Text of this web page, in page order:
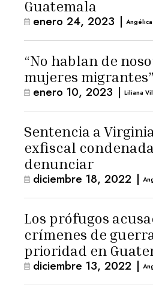
Guatemala
enero 24, 2023 |
“No hablan de
mujeres migrantes”
enero 10, 2023 | Liliana
Sentencia a
exfiscal
denunciar
diciembre 18, 2022 |
Los prófugos
crímenes de
prioridad en
diciembre 13, 2022 |